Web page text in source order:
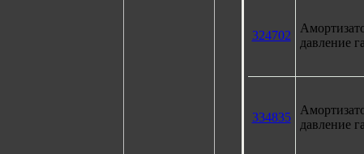
324702
давление
334835
давление